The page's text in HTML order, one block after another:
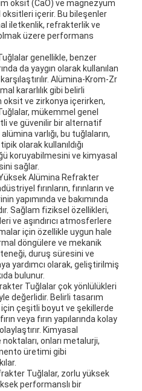
oksit (CaO) ve magnezyum
içerir. Bu bileşenler
iletkenlik, refrakterlik ve
üzere performans
genellikle, benzer
da yaygın olarak kullanılan
Alümina-Krom-Zr
kararlılık gibi belirli
oksit ve zirkonya içerirken,
mükemmel genel
ve güvenilir bir alternatif
varlığı, bu tuğlaların,
olarak kullanıldığı
koruyabilmesini ve kimyasal
sağlar.
Alümina Refrakter
fırınların, fırınların ve
yapımında ve bakımında
Sağlam fiziksel özellikleri,
ve aşındırıcı atmosferlere
için özellikle uygun hale
döngülere ve mekanik
duruş süresini ve
yardımcı olarak, geliştirilmiş
bulunur.
Tuğlalar çok yönlülükleri
değerlidir. Belirli tasarım
çeşitli boyut ve şekillerde
veya fırın yapılarında kolay
Kimyasal
noktaları, onları metalurji,
üretimi gibi
Tuğlalar, zorlu yüksek
performanslı bir